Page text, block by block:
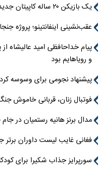
یک بازیکن ۲۰ ساله کاپیتان جدید استقلال
عقب‌نشینی اینفانتینو؛ پروژه
پیام خداحافظی امید عالیشاه
و رویاهایم بود
پیشنهاد نجومی برای وسوسه
فوتبال زنان، قربانی خاموش
مدال برنز هانیه رستمیان در
فغانی غایب لیست داوران برتر جام
سورپرایز جذاب شکیرا برای